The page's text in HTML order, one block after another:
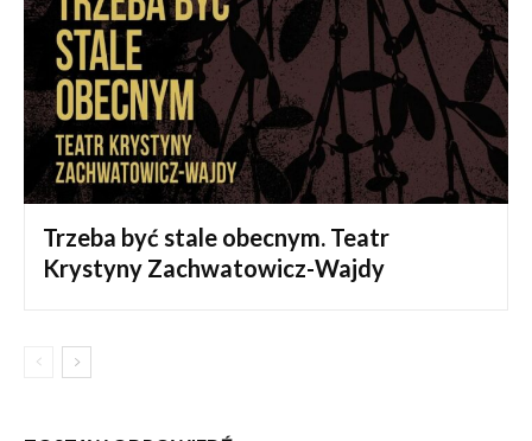
Trzeba być stale obecnym. Teatr
Krystyny Zachwatowicz-Wajdy